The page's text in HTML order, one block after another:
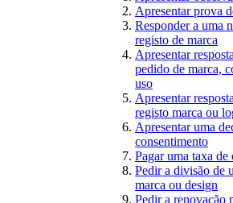
Apresentar prova
Responder a uma
registo de marca
Apresentar
pedido de marca,
uso
Apresentar
registo marca ou
Apresentar uma
consentimento
Pagar uma taxa de
Pedir a divisão de
marca ou design
Pedir a renovação